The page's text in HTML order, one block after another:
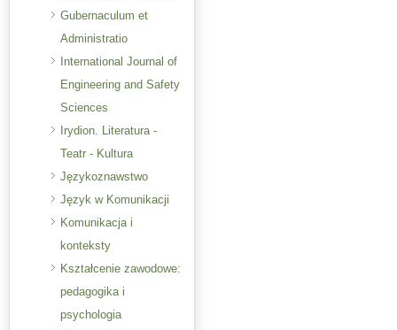
Gubernaculum et
Administratio
International Journal of
Engineering and Safety
Sciences
Irydion. Literatura -
Teatr - Kultura
Językoznawstwo
Język w Komunikacji
Komunikacja i
konteksty
Kształcenie zawodowe:
pedagogika i
psychologia